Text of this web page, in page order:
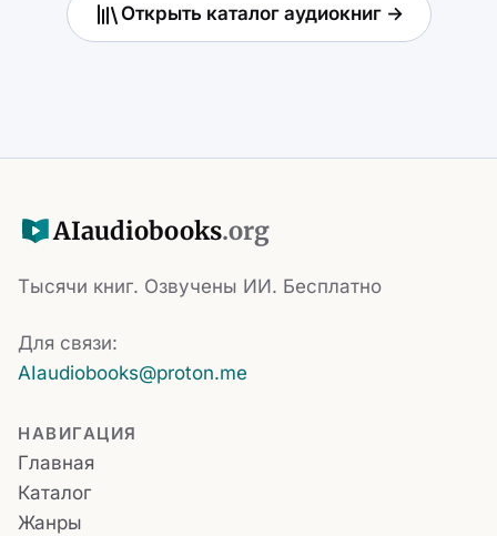
Открыть каталог аудиокниг →
AIaudiobooks.org
Тысячи книг. Озвучены ИИ. Бесплатно
Для связи:
AIaudiobooks@proton.me
НАВИГАЦИЯ
Главная
Каталог
Жанры